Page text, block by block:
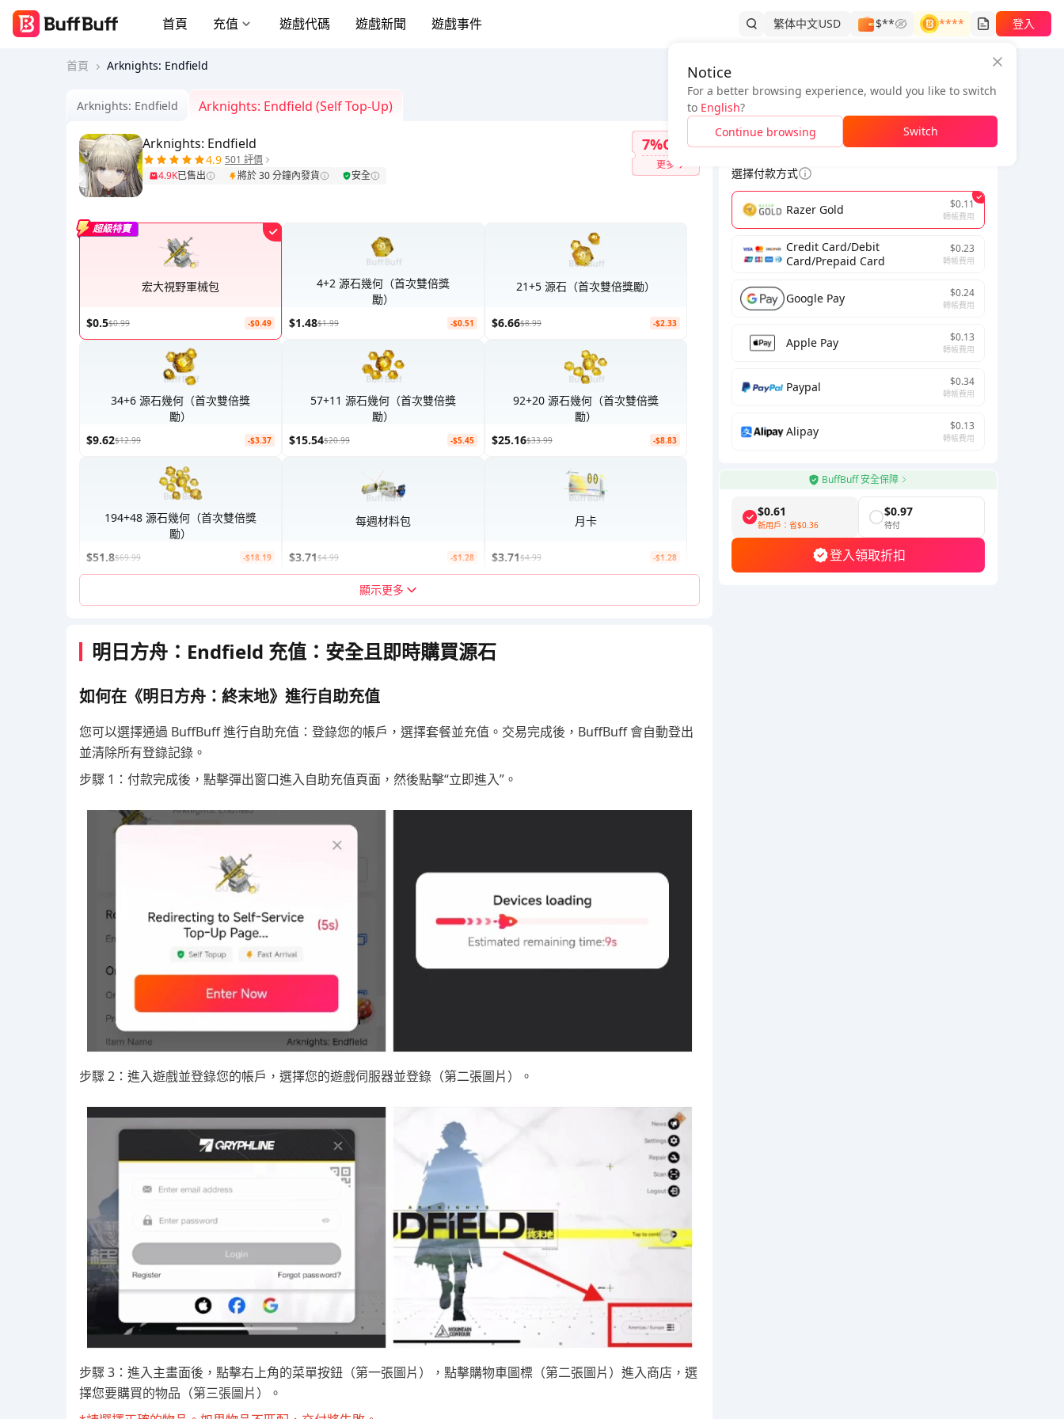
首頁 充值 遊戲代碼 遊戲新聞 遊戲事件 繁体中文USD $** **** 登入
首頁 Arknights: Endfield
訂單資訊
*
選擇付款方式
Razer Gold $0.11
轉帳費用
Credit Card/Debit
Card/Prepaid Card
$0.23
轉帳費用
Google Pay $0.24
轉帳費用
Apple Pay $0.13
轉帳費用
Paypal $0.34
轉帳費用
Alipay $0.13
轉帳費用
BuffBuff 安全保障
$0.61
新用戶：省$0.36
$0.97
待付
登入領取折扣
Arknights: Endfield Arknights: Endfield (Self Top-Up)
Arknights: Endfield
4.9 501 評價
4.9K已售出 將於 30 分鐘內發貨 安全
7%OFF
更多
宏大視野軍械包
$0.5$0.99 -$0.49
超級特賣
4+2 源石幾何（首次雙倍獎
勵）
$1.48$1.99 -$0.51
21+5 源石（首次雙倍獎勵）
$6.66$8.99 -$2.33
34+6 源石幾何（首次雙倍獎
勵）
$9.62$12.99 -$3.37
57+11 源石幾何（首次雙倍獎
勵）
$15.54$20.99 -$5.45
92+20 源石幾何（首次雙倍獎
勵）
$25.16$33.99 -$8.83
194+48 源石幾何（首次雙倍獎
勵）
$51.8$69.99 -$18.19
每週材料包
$3.71$4.99 -$1.28
月卡
$3.71$4.99 -$1.28
顯示更多
明日方舟：Endfield 充值：安全且即時購買源石
如何在《明日方舟：終末地》進行自助充值
您可以選擇通過 BuffBuff 進行自助充值：登錄您的帳戶，選擇套餐並充值。交易完成後，BuffBuff 會自動登出
並清除所有登錄記錄。
步驟 1：付款完成後，點擊彈出窗口進入自助充值頁面，然後點擊“立即進入”。
步驟 2：進入遊戲並登錄您的帳戶，選擇您的遊戲伺服器並登錄（第二張圖片）。
步驟 3：進入主畫面後，點擊右上角的菜單按鈕（第一張圖片），點擊購物車圖標（第二張圖片）進入商店，選
擇您要購買的物品（第三張圖片）。
Notice
For a better browsing experience, would you like to switch
to English?
Continue browsing
Switch